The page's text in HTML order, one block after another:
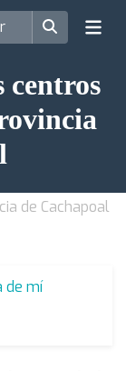
centros
de Cachapoal
de mí